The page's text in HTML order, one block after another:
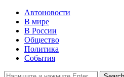
Автоновости
В мире
В России
Общество
Политика
События